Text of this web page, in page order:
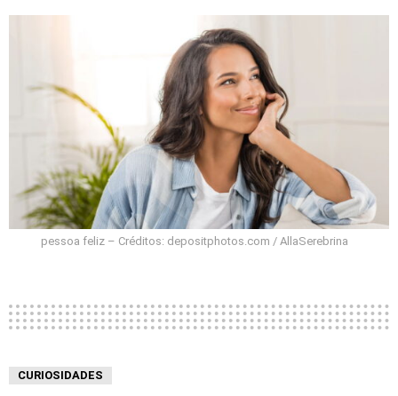
pessoa feliz – Créditos: depositphotos.com / AllaSerebrina
CURIOSIDADES